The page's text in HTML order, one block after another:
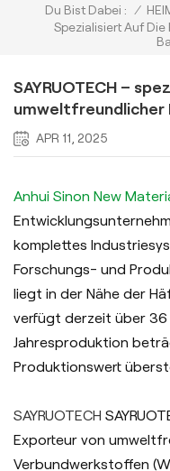
Du Bist Dabei : /
Spezialisiert Auf
SAYRUOTECH –
umweltfreundlicher
APR 11, 2025
Anhui Sinon New
komplettes
Forschungs- und
liegt in der Nähe der
verfügt derzeit über 36
Jahresproduktion
Produktionswert
SAYRUOTECH
Exporteur von
Verbundwerkstoffen